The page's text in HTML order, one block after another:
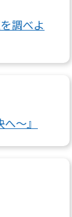
調べよ
～』